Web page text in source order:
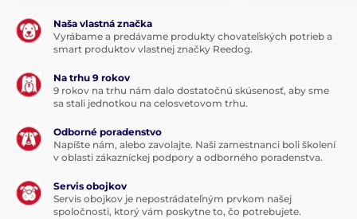
Naša vlastná značka
Vyrábame a predávame produkty chovateľských potrieb a
smart produktov vlastnej značky Reedog.
Na trhu 9 rokov
9 rokov na trhu nám dalo dostatočnú skúsenosť, aby sme
sa stali jednotkou na celosvetovom trhu.
Odborné poradenstvo
Napíšte nám, alebo zavolajte. Naši zamestnanci boli školení
v oblasti zákazníckej podpory a odborného poradenstva.
Servis obojkov
Servis obojkov je nepostrádateľným prvkom našej
spoločnosti, ktorý vám poskytne to, čo potrebujete.